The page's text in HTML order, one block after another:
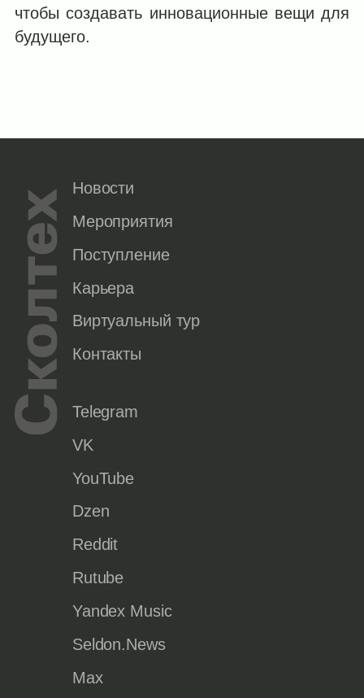
чтобы создавать инновационные вещи для
будущего.
Новости
Мероприятия
Поступление
Карьера
Виртуальный тур
Контакты
Telegram
VK
YouTube
Dzen
Reddit
Rutube
Yandex Music
Seldon.News
Max